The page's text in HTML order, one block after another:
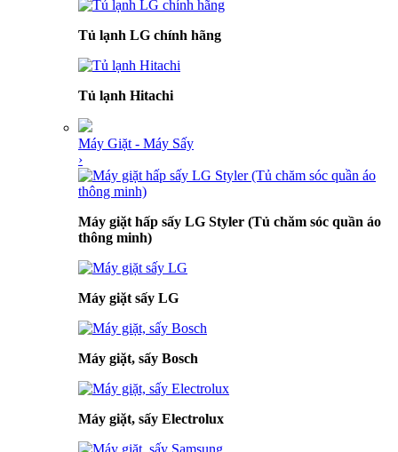
Tủ lạnh LG chính hãng
Tủ lạnh Hitachi
Máy Giặt - Máy Sấy
›
Máy giặt hấp sấy LG Styler (Tủ chăm sóc quần áo
thông minh)
Máy giặt sấy LG
Máy giặt, sấy Bosch
Máy giặt, sấy Electrolux